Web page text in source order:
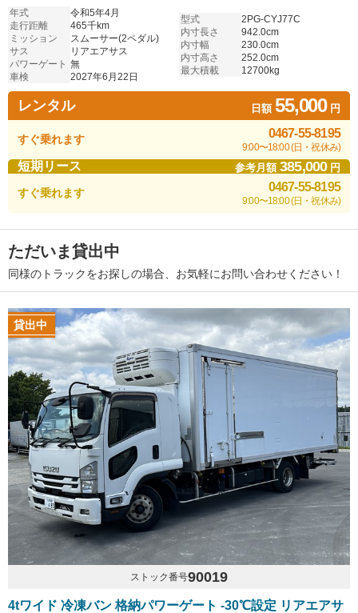
年式
令和5年4月
走行距離
465千km
ミッション
スムーサー(2ペダル)
サス
リアエアサス
パワーゲート 無
車検
2027年6月22日
型式
2PG-CYJ77C
内寸長さ
942.0cm
内寸幅
230.0cm
内寸高さ
252.0cm
最大積載
12700kg
レンタル 日額55,000円
すぐ乗れます 0467-55-8195
9:00〜18:00 (日・祝休み)
短期リース 参考月額385,000円
すぐ乗れます 0467-55-8195
9:00〜18:00 (日・祝休み)
ただいま貸出中
同様のトラックをお探しの場合、お気軽にお問い合わせください！
貸出中
ストック番号90019
4tワイド 冷凍バン 格納パワーゲート -30℃設定 リアエアサ